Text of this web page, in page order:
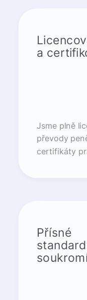
a
Jsme plně
převody
certifikáty
Přísné